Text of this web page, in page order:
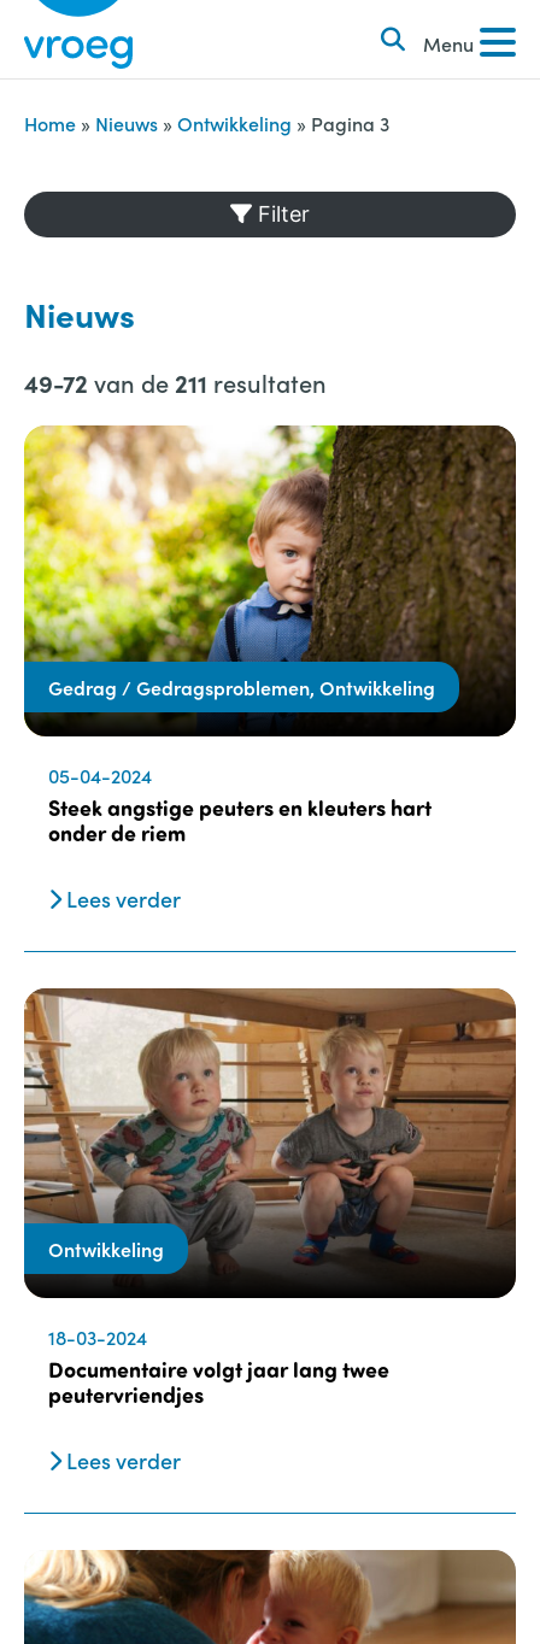
i
Menu
k
e
n
n
a
Home » Nieuws » Ontwikkeling » Pagina 3
Filter
Nieuws
49-72 van de 211 resultaten
Gedrag / Gedragsproblemen, Ontwikkeling
05-04-2024
Steek angstige peuters en kleuters hart
onder de riem
Lees verder
Ontwikkeling
18-03-2024
Documentaire volgt jaar lang twee
peutervriendjes
Lees verder